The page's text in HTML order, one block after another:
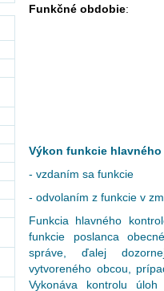
Funkčné obdobie:
Výkon funkcie
- vzdaním sa funkcie
- odvolaním z funkcie v
Funkcia hlavného
funkcie poslanca
správe, ďalej
vytvoreného obcou,
Vykonáva kontrolu